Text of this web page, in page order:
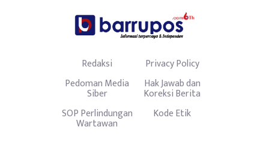
Redaksi
Privacy Policy
Pedoman Media
Siber
Hak Jawab dan
Koreksi Berita
SOP Perlindungan
Wartawan
Kode Etik